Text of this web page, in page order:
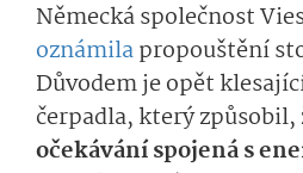
Německá společnost
oznámilapropouštění
Důvodem je opět
čerpadla, který způsobil,
očekávání spojená s